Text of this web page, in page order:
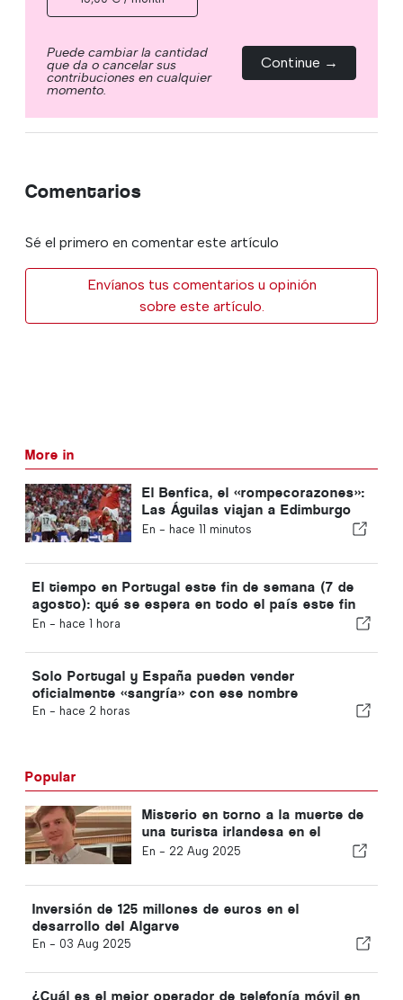
Puede cambiar la cantidad
que da o cancelar sus
contribuciones en cualquier
momento.
Continue →
Comentarios
Sé el primero en comentar este artículo
Envíanos tus comentarios u opinión
sobre este artículo.
More in
El Benfica, el «rompecorazones»:
Las Águilas viajan a Edimburgo
con un pie ya en la siguiente
En - hace 11 minutos
El tiempo en Portugal este fin de semana (7 de
agosto): qué se espera en todo el país este fin
de semana
En - hace 1 hora
Solo Portugal y España pueden vender
oficialmente «sangría» con ese nombre
En - hace 2 horas
Popular
Misterio en torno a la muerte de
una turista irlandesa en el
Algarve
En - 22 Aug 2025
Inversión de 125 millones de euros en el
desarrollo del Algarve
En - 03 Aug 2025
¿Cuál es el mejor operador de telefonía móvil en